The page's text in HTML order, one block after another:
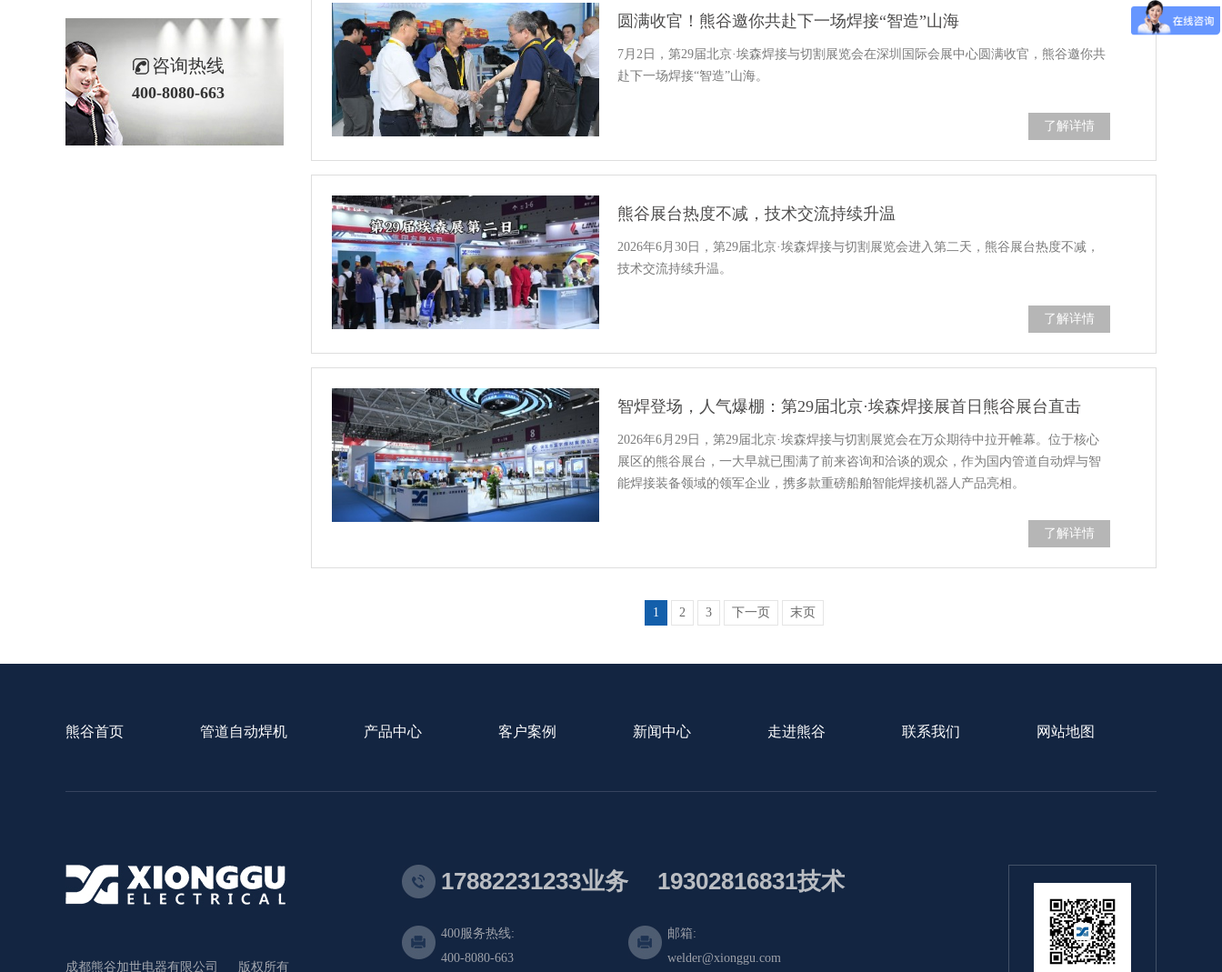
咨询热线
400-8080-663
圆满收官！熊谷邀你共赴下一场焊接“智造”山海
7月2日，第29届北京·埃森焊接与切割展览会在深圳国际会展中心圆满收官，熊谷邀你共
赴下一场焊接“智造”山海。
了解详情
熊谷展台热度不减，技术交流持续升温
2026年6月30日，第29届北京·埃森焊接与切割展览会进入第二天，熊谷展台热度不减，
技术交流持续升温。
了解详情
智焊登场，人气爆棚：第29届北京·埃森焊接展首日熊谷展台直击
2026年6月29日，第29届北京·埃森焊接与切割展览会在万众期待中拉开帷幕。位于核心
展区的熊谷展台，一大早就已围满了前来咨询和洽谈的观众，作为国内管道自动焊与智
能焊接装备领域的领军企业，携多款重磅船舶智能焊接机器人产品亮相。
了解详情
1 2 3 下一页 末页
熊谷首页 管道自动焊机 产品中心 客户案例 新闻中心 走进熊谷 联系我们 网站地图
成都熊谷加世电器有限公司 版权所有
17882231233业务 19302816831技术
400服务热线:
400-8080-663
邮箱:
welder@xionggu.com